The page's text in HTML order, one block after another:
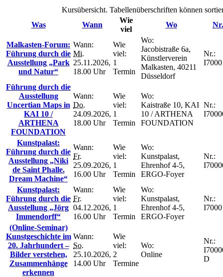
Kursübersicht. Tabellenüberschriften können
Was
Wann
Wie
viel
Wo Nr.
Malkasten-Forum:
Führung durch die
Ausstellung „Park
und Natur“
Wann:
Mi.
25.11.2026,
18.00 Uhr
Wie
viel:
1
Termin
Wo:
Jacobistraße 6a,
Künstlerverein
Malkasten, 40211
Düsseldorf
Nr.:
Führung durch die
Ausstellung
Uncertian Maps in
KAI 10 /
ARTHENA
FOUNDATION
Wann:
Do.
24.09.2026,
18.00 Uhr
Wie
viel:
1
Termin
Wo:
Kaistraße 10, KAI
10 / ARTHENA
FOUNDATION
Nr.:
Kunstpalast:
Führung durch die
Ausstellung „Niki
de Saint Phalle.
Dream Machine“
Wann:
Fr.
25.09.2026,
16.00 Uhr
Wie
viel:
1
Termin
Wo:
Kunstpalast,
Ehrenhof 4-5,
ERGO-Foyer
Nr.:
Kunstpalast:
Führung durch die
Ausstellung „Jörg
Immendorff“
Wann:
Fr.
04.12.2026,
16.00 Uhr
Wie
viel:
1
Termin
Wo:
Kunstpalast,
Ehrenhof 4-5,
ERGO-Foyer
Nr.:
(Online-Seminar)
Kunstgeschichte im
20. Jahrhundert –
Bilder verstehen,
Zusammenhänge
erkennen
Wann:
So.
25.10.2026,
14.00 Uhr
Wie
viel:
2
Termine
Wo:
Online
Nr.:
D